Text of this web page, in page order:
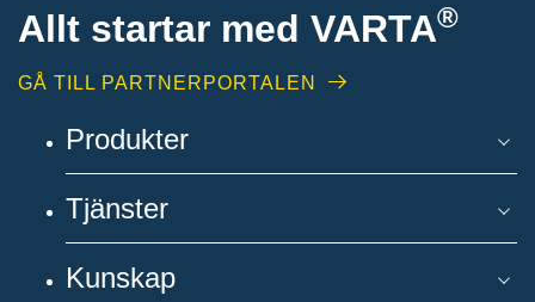
Allt startar med VARTA®
GÅ TILL PARTNERPORTALEN
Produkter
Tjänster
Kunskap